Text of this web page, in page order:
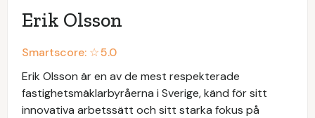
Erik Olsson
Smartscore: ☆5.0
Erik Olsson är en av de mest respekterade
fastighetsmäklarbyråerna i Sverige, känd för sitt
innovativa arbetssätt och sitt starka fokus på